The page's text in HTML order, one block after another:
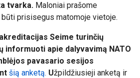
tvarka. Maloniai prašome
prisisegus matomoje vietoje.
Seime turinčių
informuoti apie dalyvavimą NATO
pavasario sesijos
šią anketą. Užpildžiusieji anketą ir